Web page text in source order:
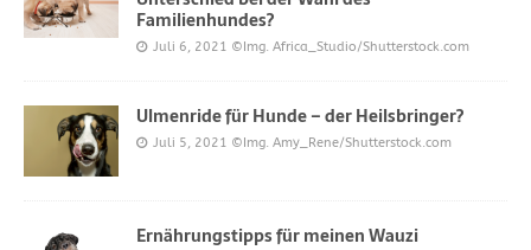
Familienhundes?
Juli 6, 2021 ©Img. Africa_Studio/Shutterstock.com
Ulmenride für Hunde – der Heilsbringer?
Juli 5, 2021 ©Img. Amy_Rene/Shutterstock.com
Ernährungstipps für meinen Wauzi